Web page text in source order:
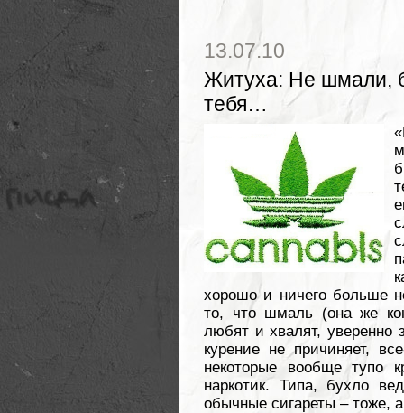
13.07.10
Житуха: Не шмали,
тебя…
хорошо и ничего больше
то, что шмаль (она же
любят и хвалят, уверенно
курение не причиняет,
некоторые вообще тупо
наркотик. Типа, бухло
обычные сигареты – тоже,